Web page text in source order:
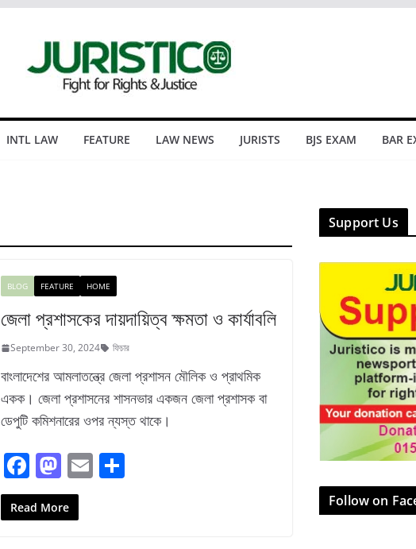
INTL LAW FEATURE LAW NEWS JURISTS BJS EXAM BAR
BLOG FEATURE HOME
জেলা প্রশাসকের দায়দায়িত্ব ক্ষমতা ও কার্যাবলি
September 30, 2024 ফিচার
বাংলাদেশের আমলাতন্ত্রে জেলা প্রশাসন মৌলিক ও প্রাথমিক
একক। জেলা প্রশাসনের শাসনভার একজন জেলা প্রশাসক বা
ডেপুটি কমিশনারের ওপর ন্যস্ত থাকে।
F
a
c
M
a
st
E
Read More
Support Us
Follow on